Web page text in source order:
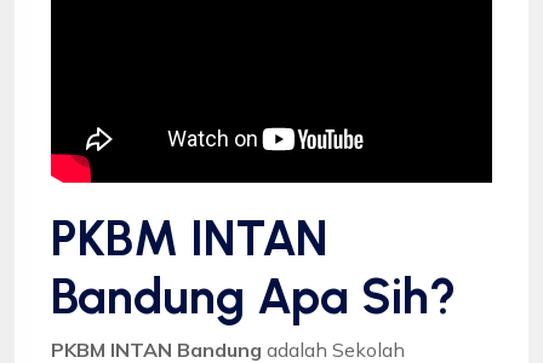
PKBM INTAN
Bandung Apa Sih?
PKBM INTAN Bandung adalah Sekolah